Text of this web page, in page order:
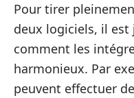
Pour tirer
deux logiciels, il
comment les
harmonieux. Par
peuvent effectuer